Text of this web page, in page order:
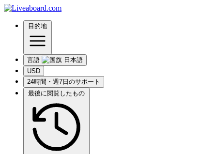
目的地
言語
USD
24時間・週7日のサポート
最後に閲覧したもの